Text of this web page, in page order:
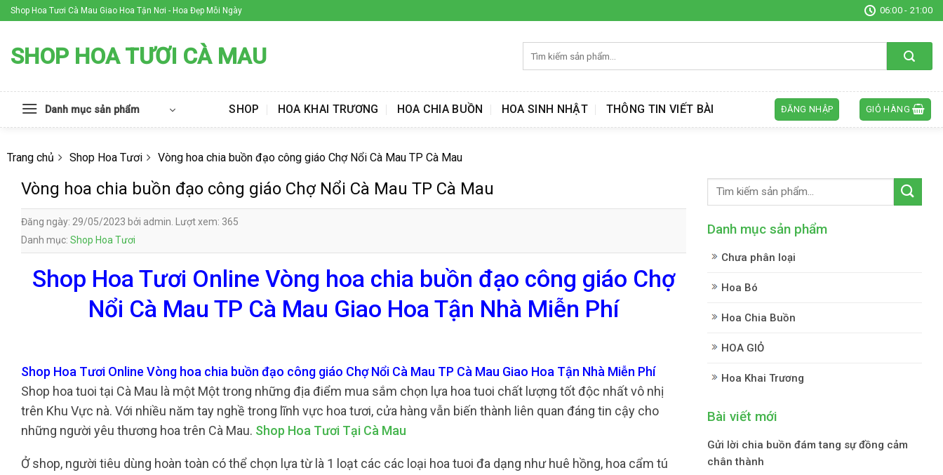
Skip
to
Shop Hoa Tươi Cà Mau Giao Hoa Tận Nơi - Hoa Đẹp Mỗi Ngày 06:00 - 21:00
SHOP HOA TƯƠI CÀ MAU
kiếm:
Danh mục sản phẩm SHOP HOA KHAI TRƯƠNG HOA CHIA BUỒN HOA SINH NHẬT THÔNG TIN VIẾT BÀI ĐĂNG NHẬP GIỎ HÀNG
Trang chủ Shop Hoa Tươi Vòng hoa chia buồn đạo công giáo Chợ Nổi Cà Mau TP Cà Mau
Vòng hoa chia buồn đạo công giáo Chợ Nổi Cà Mau TP Cà Mau
Đăng ngày: 29/05/2023 bởi admin. Lượt xem: 365
Danh mục: Shop Hoa Tươi
Shop Hoa Tươi Online Vòng hoa chia buồn đạo công giáo Chợ
Nổi Cà Mau TP Cà Mau Giao Hoa Tận Nhà Miễn Phí
Shop Hoa Tươi Online Vòng hoa chia buồn đạo công giáo Chợ Nổi Cà Mau TP Cà Mau Giao Hoa Tận Nhà Miễn Phí
Shop hoa tuoi tại Cà Mau là một Một trong những địa điểm mua sắm chọn lựa hoa tuoi chất lượng tốt độc nhất vô nhị
trên Khu Vực nà. Với nhiều năm tay nghề trong lĩnh vực hoa tươi, cửa hàng vẫn biến thành liên quan đáng tin cậy cho
những người yêu thương hoa trên Cà Mau. Shop Hoa Tươi Tại Cà Mau
Ở shop, người tiêu dùng hoàn toàn có thể chọn lựa từ là 1 loạt các các loại hoa tuoi đa dạng như huê hồng, hoa cẩm tú
Danh mục sản phẩm
Chưa phân loại
Hoa Bó
Hoa Chia Buồn
HOA GIỎ
Hoa Khai Trương
Bài viết mới
Gửi lời chia buồn đám tang sự đồng cảm
chân thành